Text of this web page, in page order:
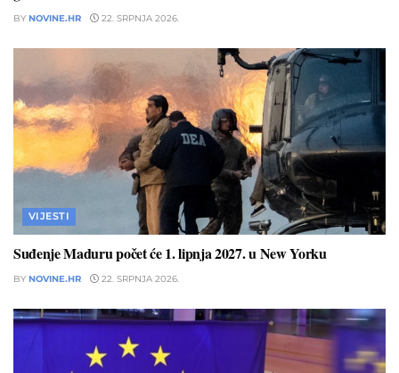
BY NOVINE.HR 22. SRPNJA 2026.
VIJESTI
Suđenje Maduru počet će 1. lipnja 2027. u New Yorku
BY NOVINE.HR 22. SRPNJA 2026.